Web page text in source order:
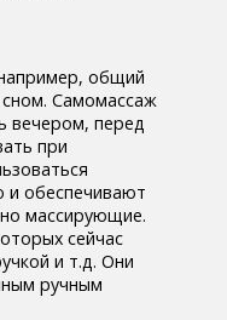
общий
Самомассаж
вечером, перед
при
и обеспечивают
массирующие.
сейчас
и т.д. Они
ручным